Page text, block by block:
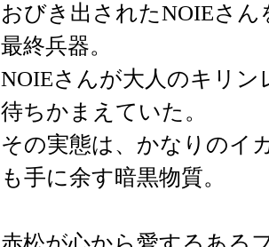
おびき出されたNOIEさ
最終兵器。
NOIEさんが大人のキリ
待ちかまえていた。
その実態は、かなりのイ
も手に余す暗黒物質。